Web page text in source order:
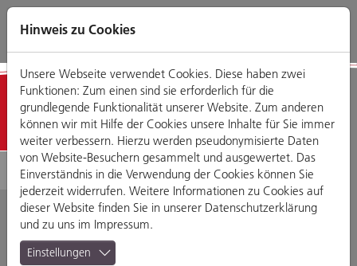
Direkt
zum
Zum
Hauptmenü
Zum
Footermenü
Zur
Website-
Detailansicht
The Gardener's Nosh
Hinweis zu Cookies
Unsere Webseite verwendet Cookies. Diese haben zwei
Funktionen: Zum einen sind sie erforderlich für die
grundlegende Funktionalität unserer Website. Zum anderen
können wir mit Hilfe der Cookies unsere Inhalte für Sie immer
weiter verbessern. Hierzu werden pseudonymisierte Daten
von Website-Besuchern gesammelt und ausgewertet. Das
Einverständnis in die Verwendung der Cookies können Sie
jederzeit widerrufen. Weitere Informationen zu Cookies auf
dieser Website finden Sie in unserer Datenschutzerklärung
und zu uns im Impressum.
Einstellungen